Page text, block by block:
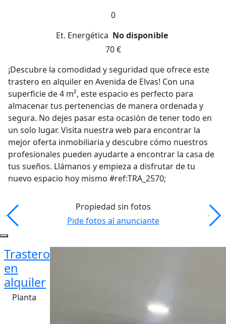
0
Et. Energética No disponible
70 €
¡Descubre la comodidad y seguridad que ofrece este
trastero en alquiler en Avenida de Elvas! Con una
superficie de 4 m², este espacio es perfecto para
almacenar tus pertenencias de manera ordenada y
segura. No dejes pasar esta ocasión de tener todo en
un solo lugar. Visita nuestra web para encontrar la
mejor oferta inmobiliaria y descubre cómo nuestros
profesionales pueden ayudarte a encontrar la casa de
tus sueños. Llámanos y empieza a disfrutar de tu
nuevo espacio hoy mismo #ref:TRA_2570;
Propiedad sin fotos
Pide fotos al anunciante
Trastero
en
alquiler
Planta